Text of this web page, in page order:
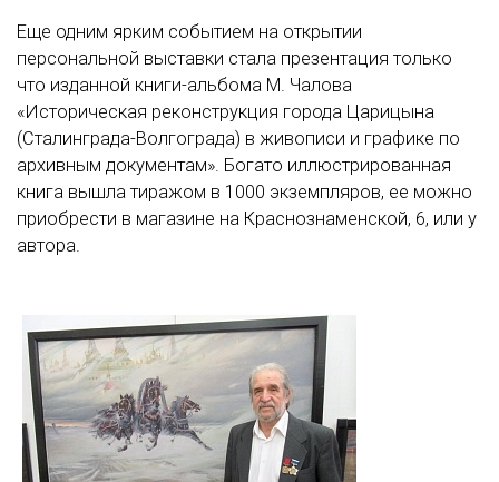
Еще одним ярким событием на открытии
персональной выставки стала презентация только
что изданной книги-альбома М. Чалова
«Историческая реконструкция города Царицына
(Сталинграда-Волгограда) в живописи и графике по
архивным документам». Богато иллюстрированная
книга вышла тиражом в 1000 экземпляров, ее можно
приобрести в магазине на Краснознаменской, 6, или у
автора.